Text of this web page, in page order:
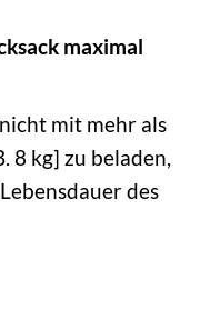
maximal
mit mehr als
8 kg] zu beladen,
des